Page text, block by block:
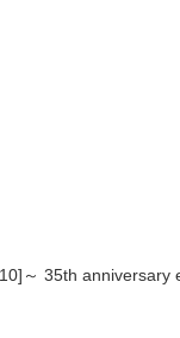
～ 35th anniversary